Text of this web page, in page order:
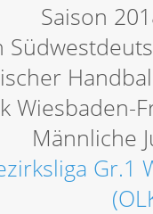
Saison
Wiesbaden-
Männliche